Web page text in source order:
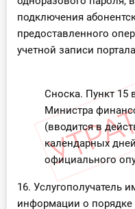
подключения
предоставленного
учетной записи
Сноска. Пункт 15
Министра
(вводится в
календарных
официального
16. Услугополучатель
информации о порядке